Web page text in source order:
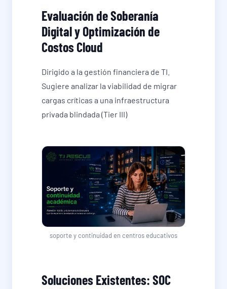
Evaluación de Soberanía
Digital y Optimización de
Costos Cloud
Dirigido a la gestión financiera de TI.
Sugiere analizar la viabilidad de migrar
cargas críticas a una infraestructura
privada blindada (Tier III)
soporte y continuidad en centros educativos
Soluciones Existentes: SOC